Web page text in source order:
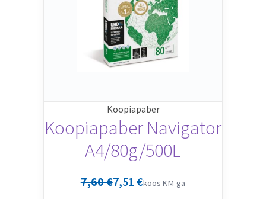
Koopiapaber
Koopiapaber Navigator
A4/80g/500L
7,60€7,51 €koos KM-ga